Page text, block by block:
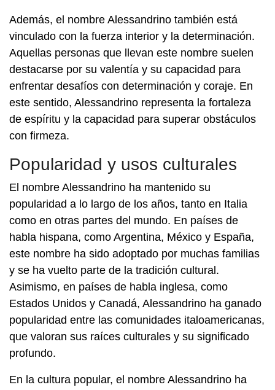
Además, el nombre Alessandrino también está
vinculado con la fuerza interior y la determinación.
Aquellas personas que llevan este nombre suelen
destacarse por su valentía y su capacidad para
enfrentar desafíos con determinación y coraje. En
este sentido, Alessandrino representa la fortaleza
de espíritu y la capacidad para superar obstáculos
con firmeza.
Popularidad y usos culturales
El nombre Alessandrino ha mantenido su
popularidad a lo largo de los años, tanto en Italia
como en otras partes del mundo. En países de
habla hispana, como Argentina, México y España,
este nombre ha sido adoptado por muchas familias
y se ha vuelto parte de la tradición cultural.
Asimismo, en países de habla inglesa, como
Estados Unidos y Canadá, Alessandrino ha ganado
popularidad entre las comunidades italoamericanas,
que valoran sus raíces culturales y su significado
profundo.
En la cultura popular, el nombre Alessandrino ha